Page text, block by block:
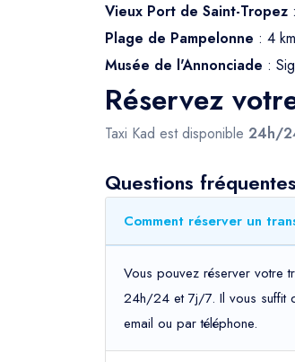
Vieux Port de Saint-Tropez
Plage de Pampelonne : 4
Musée de l'Annonciade :
Réservez
Taxi Kad est disponible 24h/
Questions
Comment réserver un
Vous pouvez réserver votre
24h/24 et 7j/7. Il vous suffit
email ou par téléphone.